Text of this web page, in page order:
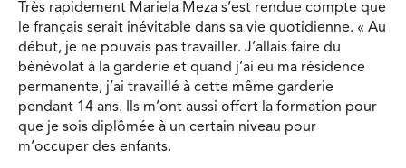
Très rapidement Mariela Meza s’est rendue compte que
le français serait inévitable dans sa vie quotidienne. « Au
début, je ne pouvais pas travailler. J’allais faire du
bénévolat à la garderie et quand j’ai eu ma résidence
permanente, j’ai travaillé à cette même garderie
pendant 14 ans. Ils m’ont aussi offert la formation pour
que je sois diplômée à un certain niveau pour
m’occuper des enfants.